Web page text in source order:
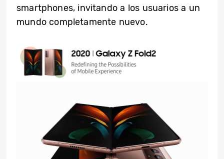
smartphones, invitando a los usuarios a un
mundo completamente nuevo.